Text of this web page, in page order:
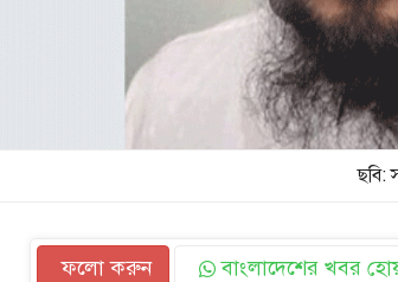
ছবি:
ফলো করুন বাংলাদেশের খবর